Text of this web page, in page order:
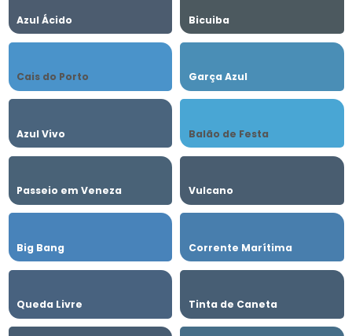
Azul Ácido Bicuiba
Cais do Porto Garça Azul
Azul Vivo Balão de Festa
Passeio em Veneza Vulcano
Big Bang Corrente Marítima
Queda Livre Tinta de Caneta